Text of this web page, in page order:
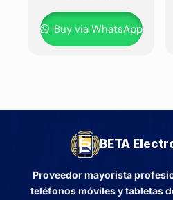
Buy via WhatsApp
BETA
Proveedor mayorista
teléfonos móviles y tabletas